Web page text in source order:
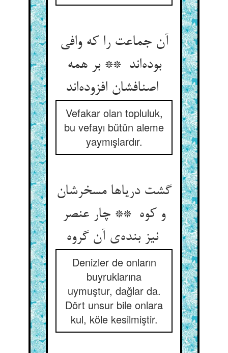
آن جماعت را که وافی
بوده‌اند ** بر همه
Vefakar olan topluluk,
bu vefayı bütün aleme
yaymışlardır.
گشت دریاها مسخرشان
و کوه ** چار عنصر
نیز بنده‌ی آن گروه
Denizler de onların
buyruklarına
uymuştur, dağlar da.
Dört unsur bile onlara
kul, köle kesilmiştir.